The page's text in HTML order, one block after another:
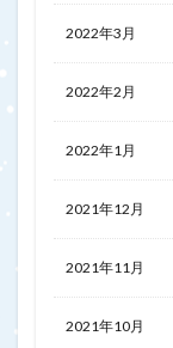
2022年3月
2022年2月
2022年1月
2021年12月
2021年11月
2021年10月